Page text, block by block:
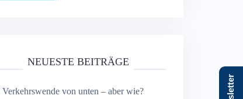
NEUESTE BEITRÄGE
Verkehrswende von unten – aber wie?